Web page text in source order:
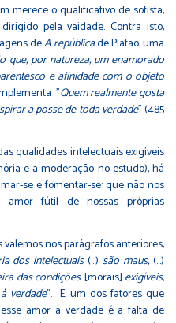
merece o qualificativo de sofista,
pela vaidade. Contra isto,
deA repúblicade Platão; uma
que, por natureza, um enamorado
e afinidade com o objeto
"Quem realmente gosta
à posse de toda verdade" (485
qualidades intelectuais exigíveis
e a moderação no estudo), há
se e fomentar-se: que não nos
amor fútil de nossas próprias
nos parágrafos anteriores,
dos intelectuais(…)são maus, (…)
das condições[morais] exigíveis,
verdade". E um dos fatores que
amor à verdade é a falta de